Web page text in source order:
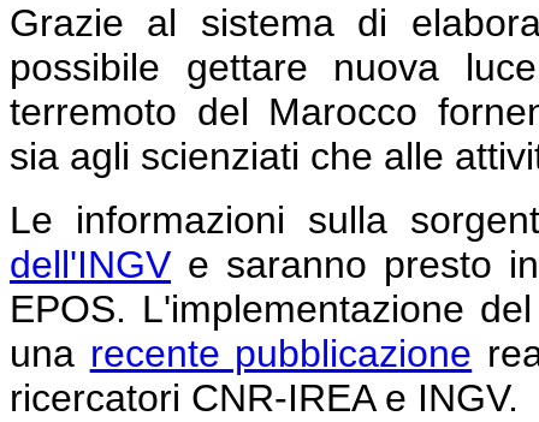
Grazie al sistema di
possibile gettare nuova
terremoto del Marocco
sia agli scienziati che alle
Le informazioni sulla
dell'INGV e saranno presto
EPOS. L'implementazione
una recente pubblicazione
ricercatori CNR-IREA e INGV.